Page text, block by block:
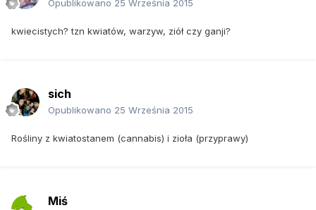
Opublikowano 25 Września 2015
kwiecistych? tzn kwiatów, warzyw, ziół czy ganji?
sich
Opublikowano 25 Września 2015
Rośliny z kwiatostanem (cannabis) i zioła (przyprawy)
Miś